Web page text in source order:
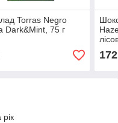
Torras Negro
Dark&Mint, 75 г
172